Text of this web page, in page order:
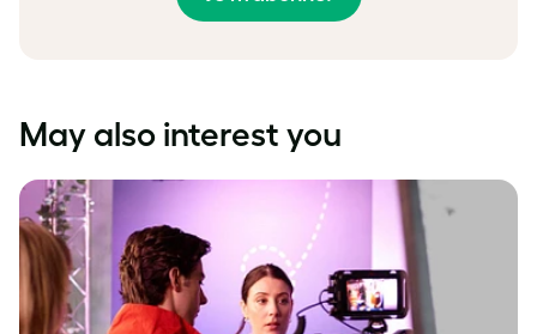
May also interest you